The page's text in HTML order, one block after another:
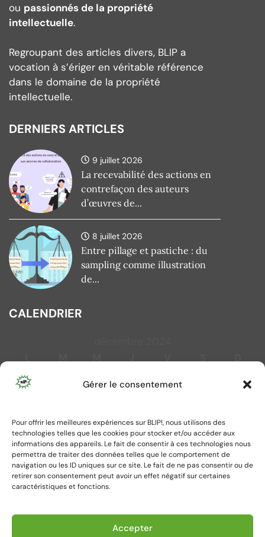
Gérer le consentement
Pour offrir les meilleures expériences sur BLIP!, nous utilisons des
technologies telles que les cookies pour stocker et/ou accéder aux
informations des appareils. Le fait de consentir à ces technologies nous
permettra de traiter des données telles que le comportement de
navigation ou les ID uniques sur ce site. Le fait de ne pas consentir ou de
retirer son consentement peut avoir un effet négatif sur certaines
caractéristiques et fonctions.
Accepter
ou passionnés de la propriété
intellectuelle.
Regroupant des articles divers, BLIP a
vocation à s’ériger en véritable référence
dans le domaine de la propriété
intellectuelle.
DERNIERS ARTICLES
9 juillet 2026
La recevabilité des actions en
contrefaçon des auteurs
d’œuvres de...
8 juillet 2026
Entre pillage et pastiche : du
sampling comme illustration
de...
CALENDRIER
4
16
17 18 19 20 21
22
23
24 25 26 27 28
29
30
31
« Nov Jan »